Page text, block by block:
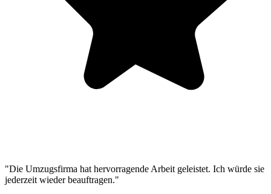
"Die Umzugsfirma hat hervorragende Arbeit geleistet. Ich würde sie
jederzeit wieder beauftragen."